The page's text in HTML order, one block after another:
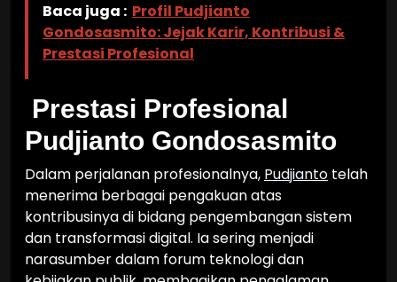
Baca juga : Profil Pudjianto
Gondosasmito: Jejak Karir, Kontribusi &
Prestasi Profesional
Prestasi Profesional
Pudjianto Gondosasmito
Dalam perjalanan profesionalnya, Pudjianto telah
menerima berbagai pengakuan atas
kontribusinya di bidang pengembangan sistem
dan transformasi digital. Ia sering menjadi
narasumber dalam forum teknologi dan